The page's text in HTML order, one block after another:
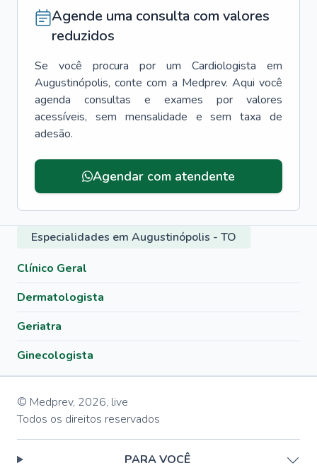
Agende uma consulta com valores
reduzidos
Se você procura por um Cardiologista
em
Augustinópolis, conte com a Medprev. Aqui você
agenda consultas e exames por valores
acessíveis, sem mensalidade e sem taxa de
adesão.
Agendar com atendente
Especialidades em Augustinópolis - TO
Clínico Geral
Dermatologista
Geriatra
Ginecologista
© Medprev, 2026, live
Todos os direitos reservados
PARA VOCÊ